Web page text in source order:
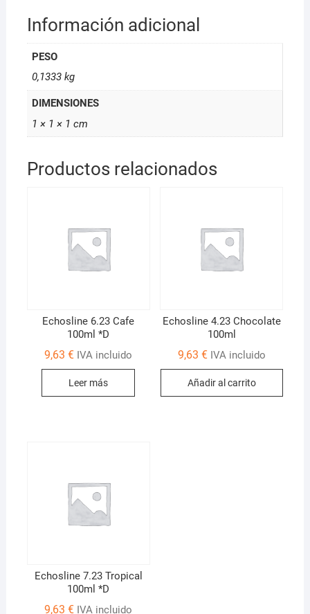
Información adicional
PESO
0,1333 kg
DIMENSIONES
1 × 1 × 1 cm
Productos relacionados
Echosline 6.23 Cafe
100ml *D
9,63€ IVA incluido
Leer más
Echosline 4.23 Chocolate
100ml
9,63 € IVA incluido
Añadir al carrito
Echosline 7.23 Tropical
100ml *D
9,63€ IVA incluido